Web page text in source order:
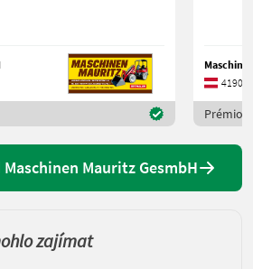
4190
Mauritz GesmbH
zajímat